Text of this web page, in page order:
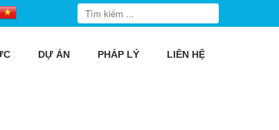
DỰ ÁN PHÁP LÝ LIÊN HỆ